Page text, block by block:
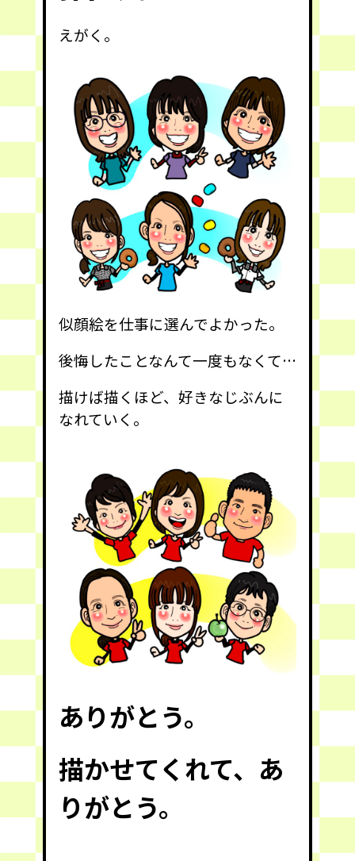
えがく。
似顔絵を仕事に選んでよかった。
後悔したことなんて一度もなくて…
描けば描くほど、好きなじぶんに
なれていく。
ありがとう。
描かせてくれて、 あ
りがとう。